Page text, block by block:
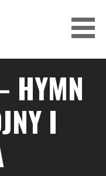
HYMN
I